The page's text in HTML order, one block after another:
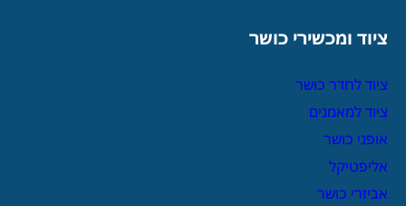
ציוד ומכשירי כושר
ציוד לחדר כושר
ציוד למאמנים
אופני כושר
אליפטיקל
אביזרי כושר